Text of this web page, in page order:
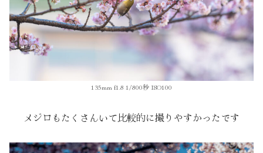
135mm f1.8 1/800秒 ISO100
メジロもたくさんいて比較的に撮りやすかったです